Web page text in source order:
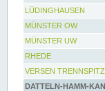
LÜDINGHAUSEN
MÜNSTER OW
MÜNSTER UW
RHEDE
VERSEN
DATTELN-HAMM-